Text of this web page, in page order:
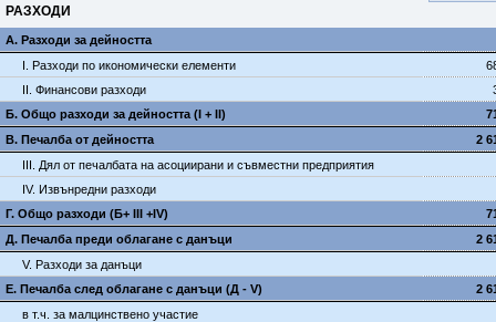
РАЗХОДИ
А. Разходи за дейността
I. Разходи по икономически елементи
II. Финансови разходи
Б. Общо разходи за дейността (I + II)
В. Печалба от дейността
2
III. Дял от печалбата на асоциирани и съвместни предприятия
IV. Извънредни разходи
Г. Общо разходи (Б+ III +IV)
Д. Печалба преди облагане с данъци
2
V. Разходи за данъци
E. Печалба след облагане с данъци (Д - V)
2
в т.ч. за малцинствено участие